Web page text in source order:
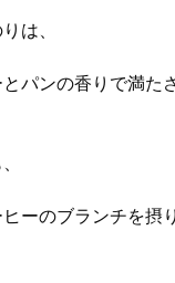
は、
パンの香りで満た
ーのブランチを摂